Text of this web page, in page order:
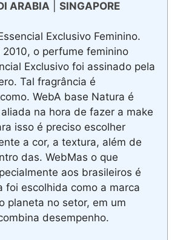
ARABIA
SINGAPORE
Exclusivo Feminino.
2010, o perfume feminino
Exclusivo foi assinado pela
Tal fragrância é
WebA base Natura é
na hora de fazer a make
isso é preciso escolher
a cor, a textura, além de
das. WebMas o que
aos brasileiros é
foi escolhida como a marca
planeta no setor, em um
desempenho.